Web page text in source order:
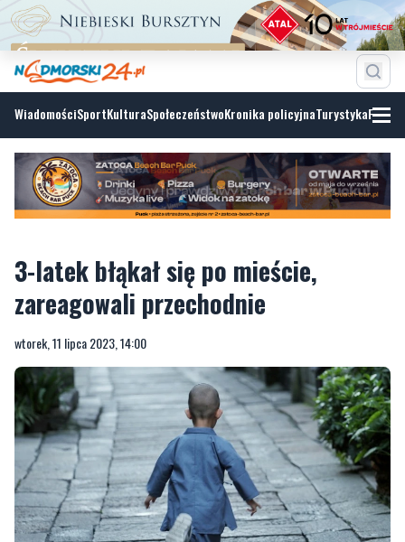
WiadomościSportKulturaSpołeczeństwoKronika policyjnaTurystyka
3-latek błąkał się po mieście,
wtorek, 11 lipca 2023, 14:00
FOT. PIXABAY.COM